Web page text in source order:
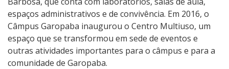
espaços administrativos e de convivência. Em 2016, o
Câmpus Garopaba inaugurou o Centro Multiuso, um
espaço que se transformou em sede de eventos e
outras atividades importantes para o câmpus e para a
comunidade de Garopaba.